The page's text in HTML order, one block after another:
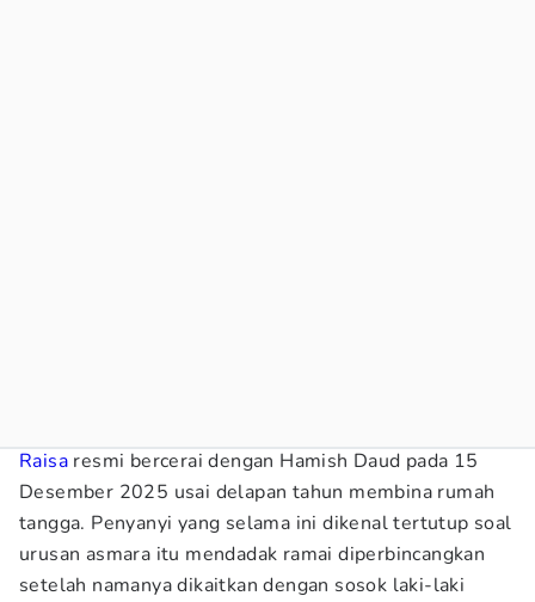
Raisa resmi bercerai dengan Hamish Daud pada 15
Desember 2025 usai delapan tahun membina rumah
tangga. Penyanyi yang selama ini dikenal tertutup soal
urusan asmara itu mendadak ramai diperbincangkan
setelah namanya dikaitkan dengan sosok laki-laki